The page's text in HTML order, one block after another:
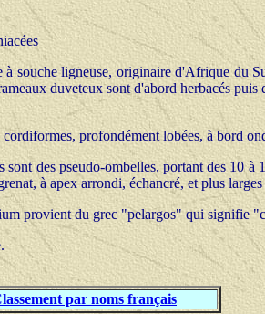
à souche ligneuse, originaire d'Afrique du
duveteux sont d'abord herbacés
cordiformes, profondément lobées, à bord
sont des pseudo-ombelles, portant des 10
à apex arrondi, échancré, et plus
provient du grec "pelargos" qui signifie
par noms français